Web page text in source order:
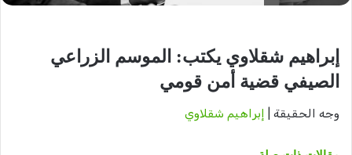
إبراهيم شقلاوي يكتب: الموسم الزراعي
الصيفي قضية أمن قومي
وجه الحقيقة | إبراهيم شقلاوي